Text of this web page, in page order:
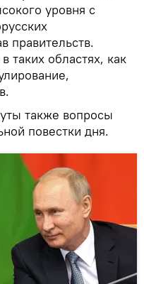
уровня с
правительств.
таких областях, как
также вопросы
повестки дня.